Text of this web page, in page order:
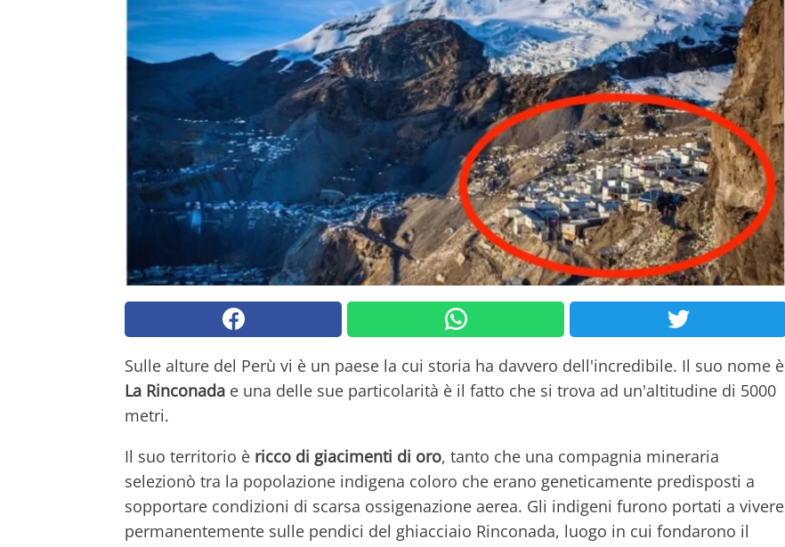
Sulle alture del Perù vi è un paese la cui storia ha davvero dell'incredibile. Il suo nome è
La Rinconada e una delle sue particolarità è il fatto che si trova ad un'altitudine di 5000
metri.
Il suo territorio è ricco di giacimenti di oro, tanto che una compagnia mineraria
selezionò tra la popolazione indigena coloro che erano geneticamente predisposti a
sopportare condizioni di scarsa ossigenazione aerea. Gli indigeni furono portati a vivere
permanentemente sulle pendici del ghiacciaio Rinconada, luogo in cui fondarono il